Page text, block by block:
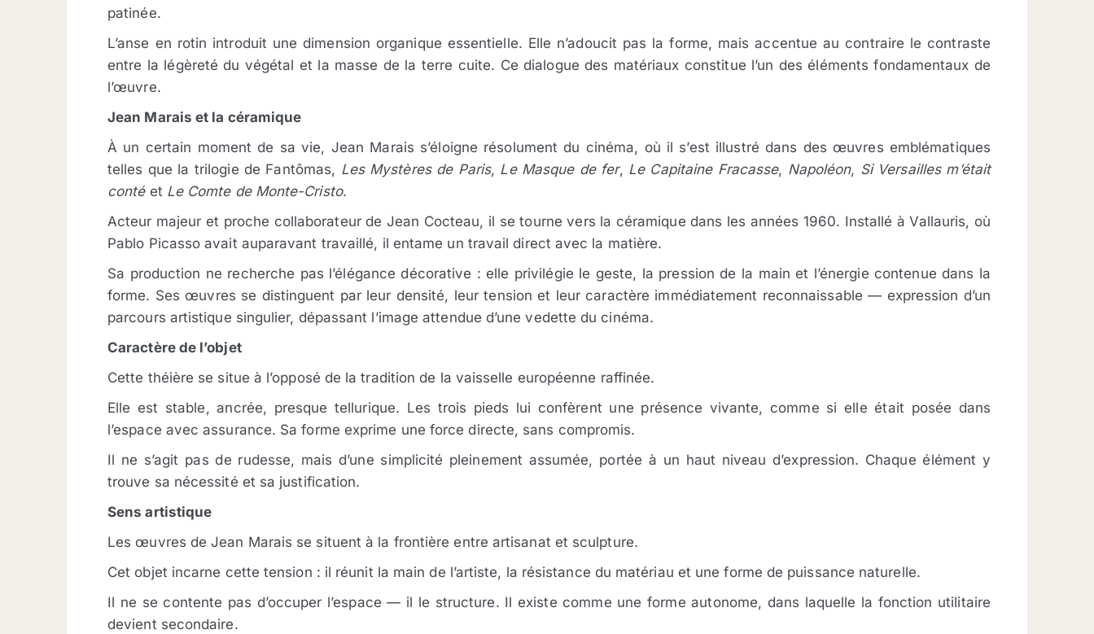
patinée.
L’anse en rotin introduit une dimension organique essentielle. Elle n’adoucit pas la forme, mais accentue au contraire le contraste
entre la légèreté du végétal et la masse de la terre cuite. Ce dialogue des matériaux constitue l’un des éléments fondamentaux de
l’œuvre.
Jean Marais et la céramique
À un certain moment de sa vie, Jean Marais s’éloigne résolument du cinéma, où il s’est illustré dans des œuvres emblématiques
telles que la trilogie de Fantômas, Les Mystères de Paris, Le Masque de fer, Le Capitaine Fracasse, Napoléon, Si Versailles m’était
contéet Le Comte de Monte-Cristo.
Acteur majeur et proche collaborateur de Jean Cocteau, il se tourne vers la céramique dans les années 1960. Installé à Vallauris, où
Pablo Picasso avait auparavant travaillé, il entame un travail direct avec la matière.
Sa production ne recherche pas l’élégance décorative : elle privilégie le geste, la pression de la main et l’énergie contenue dans la
forme. Ses œuvres se distinguent par leur densité, leur tension et leur caractère immédiatement reconnaissable — expression d’un
parcours artistique singulier, dépassant l’image attendue d’une vedette du cinéma.
Caractère de l’objet
Cette théière se situe à l’opposé de la tradition de la vaisselle européenne raffinée.
Elle est stable, ancrée, presque tellurique. Les trois pieds lui confèrent une présence vivante, comme si elle était posée dans
l’espace avec assurance. Sa forme exprime une force directe, sans compromis.
Il ne s’agit pas de rudesse, mais d’une simplicité pleinement assumée, portée à un haut niveau d’expression. Chaque élément y
trouve sa nécessité et sa justification.
Sens artistique
Les œuvres de Jean Marais se situent à la frontière entre artisanat et sculpture.
Cet objet incarne cette tension : il réunit la main de l’artiste, la résistance du matériau et une forme de puissance naturelle.
Il ne se contente pas d’occuper l’espace — il le structure. Il existe comme une forme autonome, dans laquelle la fonction utilitaire
devient secondaire.